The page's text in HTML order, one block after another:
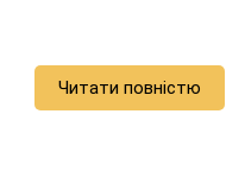
Читати повністю